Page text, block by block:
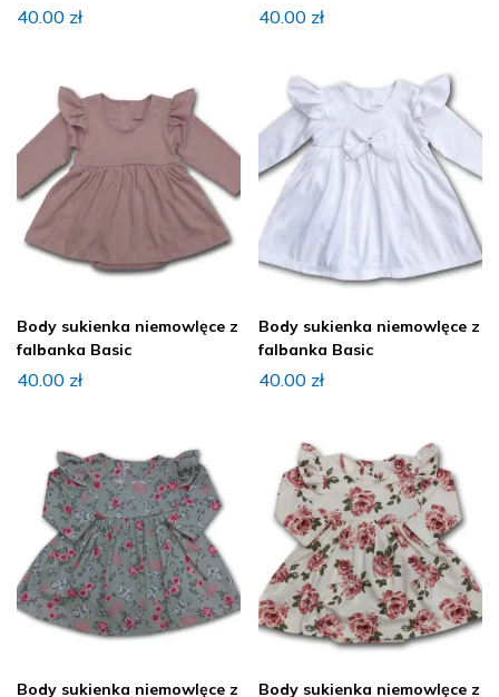
40.00 zł 40.00 zł
Body sukienka niemowlęce z
falbanka Basic
40.00 zł
Body sukienka niemowlęce z
falbanka Basic
40.00 zł
Body sukienka niemowlęce z
Body sukienka niemowlęce z